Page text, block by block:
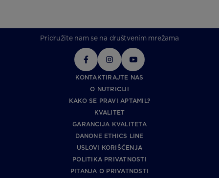
Pridružite nam se na društvenim mrežama
KONTAKTIRAJTE NAS
O NUTRICIJI
KAKO SE PRAVI APTAMIL?
KVALITET
GARANCIJA KVALITETA
DANONE ETHICS LINE
USLOVI KORIŠĆENJA
POLITIKA PRIVATNOSTI
PITANJA O PRIVATNOSTI